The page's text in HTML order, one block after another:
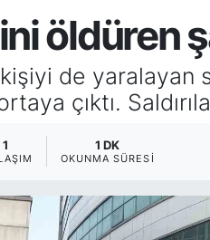
öldüren
de yaralayan
çıktı.
1 1 DK
OKUNMA SÜRESI